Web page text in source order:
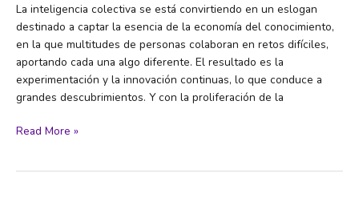
La inteligencia colectiva se está convirtiendo en un eslogan
destinado a captar la esencia de la economía del conocimiento,
en la que multitudes de personas colaboran en retos difíciles,
aportando cada una algo diferente. El resultado es la
experimentación y la innovación continuas, lo que conduce a
grandes descubrimientos. Y con la proliferación de la
La
Read More »